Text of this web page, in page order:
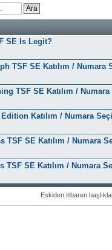
SE Is Legit?
TSF SE Katılım / Numara
TSF SE Katılım /
Katılım / Numara
TSF SE Katılım / Numara
TSF SE Katılım / Numara
Eskiden itibaren